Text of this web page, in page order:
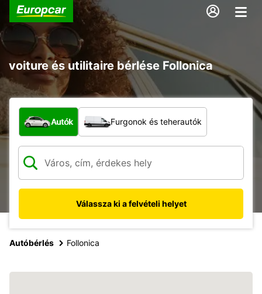
voiture és utilitaire bérlése Follonica
Milyen típusú jármű?
Autók Furgonok és teherautók
Válassza ki a felvételi helyet
Autóbérlés Follonica